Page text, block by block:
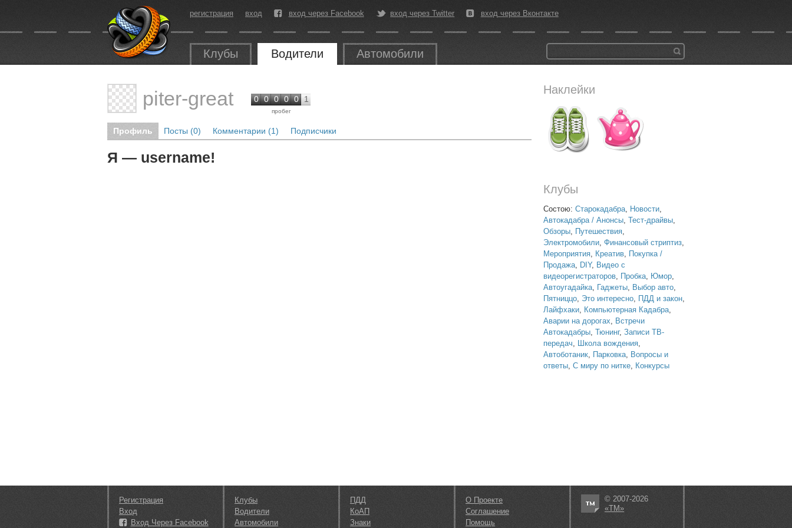
регистрация вход вход через Facebook вход через Twitter вход через Вконтакте
Клубы Водители Автомобили
Наклейки
Клубы
Состою: Старокадабра, Новости,
Автокадабра / Анонсы, Тест-драйвы,
Обзоры, Путешествия,
Электромобили, Финансовый стриптиз,
Мероприятия, Креатив, Покупка /
Продажа, DIY, Видео с
видеорегистраторов, Пробка, Юмор,
Автоугадайка, Гаджеты, Выбор авто,
Пятниццо, Это интересно, ПДД и закон,
Лайфхаки, Компьютерная Кадабра,
Аварии на дорогах, Встречи
Автокадабры, Тюнинг, Записи ТВ-
передач, Школа вождения,
Автоботаник, Парковка, Вопросы и
ответы, С миру по нитке, Конкурсы
piter-great 0 0 0 0 0 1
пробег
Профиль Посты (0) Комментарии (1) Подписчики
Я — username!
Регистрация
Вход
Вход Через Facebook
Клубы
Водители
Автомобили
ПДД
КоАП
Знаки
О Проекте
Соглашение
Помощь
© 2007-2026
«ТМ»